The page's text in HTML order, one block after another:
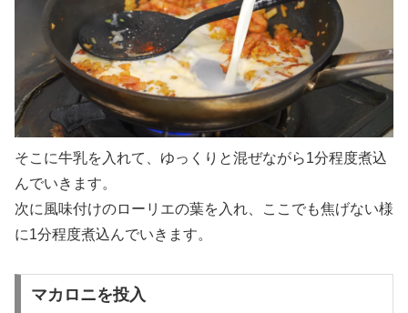
そこに牛乳を入れて、ゆっくりと混ぜながら1分程度煮込
んでいきます。
次に風味付けのローリエの葉を入れ、ここでも焦げない様
に1分程度煮込んでいきます。
マカロニを投入